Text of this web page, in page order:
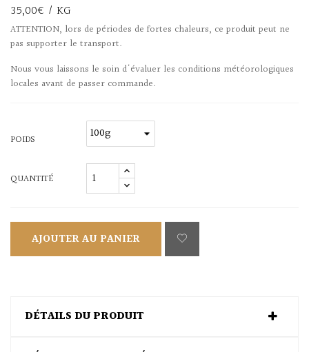
35,00€ / KG
ATTENTION, lors de périodes de fortes chaleurs, ce produit peut ne
pas supporter le transport.
Nous vous laissons le soin d'évaluer les conditions météorologiques
locales avant de passer commande.
POIDS
QUANTITÉ
AJOUTER AU PANIER
DÉTAILS DU PRODUIT